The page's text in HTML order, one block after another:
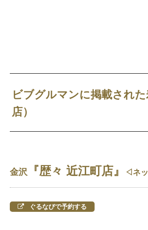
ビブグルマンに掲載され
店）
金沢 『歴々 近江町店』 ◁ネ
ぐるなびで予約する